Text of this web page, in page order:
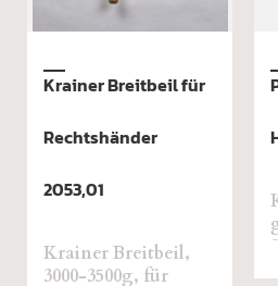
für
Plastik-Schlegel
Hickorystiel
Kopfgewicht: ab
Stiellänge: ab 80